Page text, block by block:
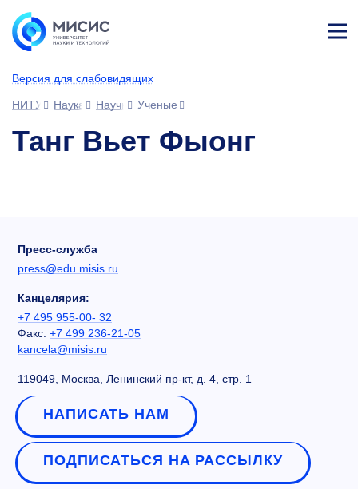
Версия для слабовидящих
НИТУ МИСИС
Наука Научное сообщество
Ученые
Танг Вьет Фыонг
Пресс-служба
press@edu.misis.ru
Канцелярия:
+7 495 955-00- 32
Факс: +7 499 236-21-05
kancela@misis.ru
119049, Москва, Ленинский пр-кт, д. 4, стр. 1
НАПИСАТЬ НАМ
ПОДПИСАТЬСЯ НА РАССЫЛКУ